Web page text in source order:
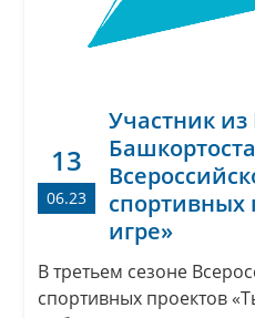
13
06.23
Участник
спортивных
игре»
В третьем сезоне
спортивных проектов